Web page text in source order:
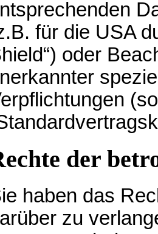
für die USA
oder
der
haben das
zu